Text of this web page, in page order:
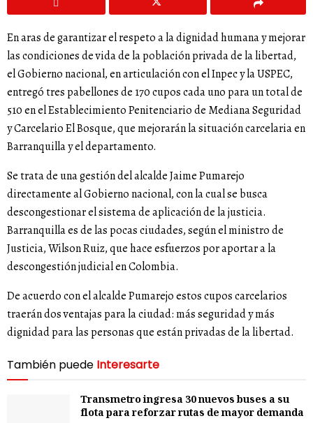
En aras de garantizar el respeto a la dignidad humana y mejorar
las condiciones de vida de la población privada de la libertad,
el Gobierno nacional, en articulación con el Inpec y la USPEC,
entregó tres pabellones de 170 cupos cada uno para un total de
510 en el Establecimiento Penitenciario de Mediana Seguridad
y Carcelario El Bosque, que mejorarán la situación carcelaria en
Barranquilla y el departamento.
Se trata de una gestión del alcalde Jaime Pumarejo
directamente al Gobierno nacional, con la cual se busca
descongestionar el sistema de aplicación de la justicia.
Barranquilla es de las pocas ciudades, según el ministro de
Justicia, Wilson Ruiz, que hace esfuerzos por aportar a la
descongestión judicial en Colombia.
De acuerdo con el alcalde Pumarejo estos cupos carcelarios
traerán dos ventajas para la ciudad: más seguridad y más
dignidad para las personas que están privadas de la libertad.
También puede Interesarte
Transmetro ingresa 30 nuevos buses a su
flota para reforzar rutas de mayor demanda